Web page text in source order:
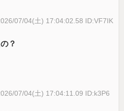
07/04(土) 17:04:02.58 ID:VF7IK
？
07/04(土) 17:04:11.09 ID:k3P6